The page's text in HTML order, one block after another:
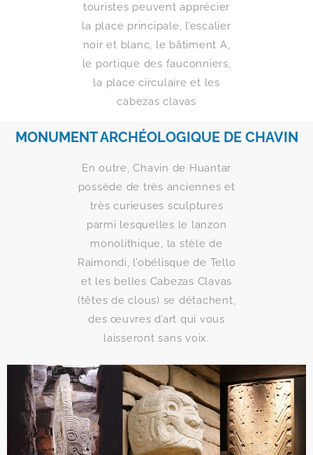
touristes peuvent apprécier
la place principale, l’escalier
noir et blanc, le bâtiment A,
le portique des fauconniers,
la place circulaire et les
cabezas clavas
MONUMENT ARCHÉOLOGIQUE DE CHAVIN
En outre, Chavin de Huantar
possède de très anciennes et
très curieuses sculptures
parmi lesquelles le lanzon
monolithique, la stèle de
Raimondi, l’obélisque de Tello
et les belles Cabezas Clavas
(têtes de clous) se détachent,
des œuvres d’art qui vous
laisseront sans voix.